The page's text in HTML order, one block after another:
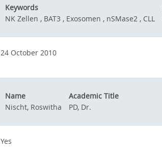
Keywords
NK Zellen , BAT3 , Exosomen , nSMase2 , CLL
24 October 2010
Name
Academic Title
Nischt, Roswitha
PD, Dr.
Yes